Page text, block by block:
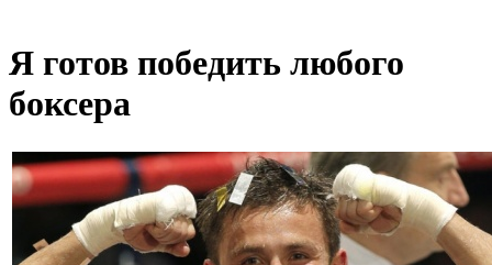
Я готов победить любого
боксера